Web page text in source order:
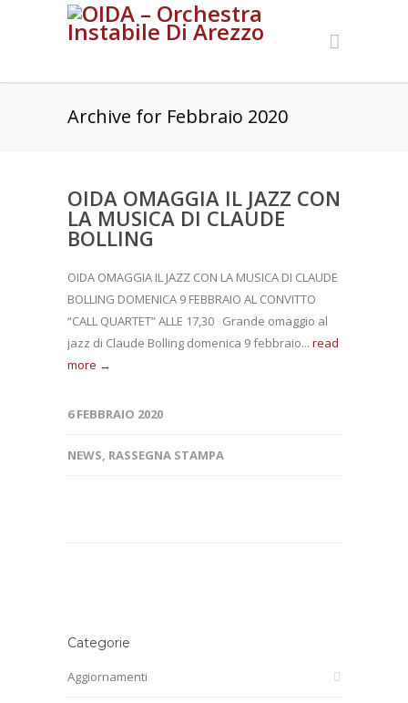
Archive for Febbraio 2020
OIDA OMAGGIA IL JAZZ CON
LA MUSICA DI CLAUDE
BOLLING
OIDA OMAGGIA IL JAZZ CON LA MUSICA DI CLAUDE
BOLLING DOMENICA 9 FEBBRAIO AL CONVITTO
“CALL QUARTET” ALLE 17,30 Grande omaggio al
jazz di Claude Bolling domenica 9 febbraio... read
more →
6 FEBBRAIO 2020
NEWS, RASSEGNA STAMPA
Categorie
Aggiornamenti